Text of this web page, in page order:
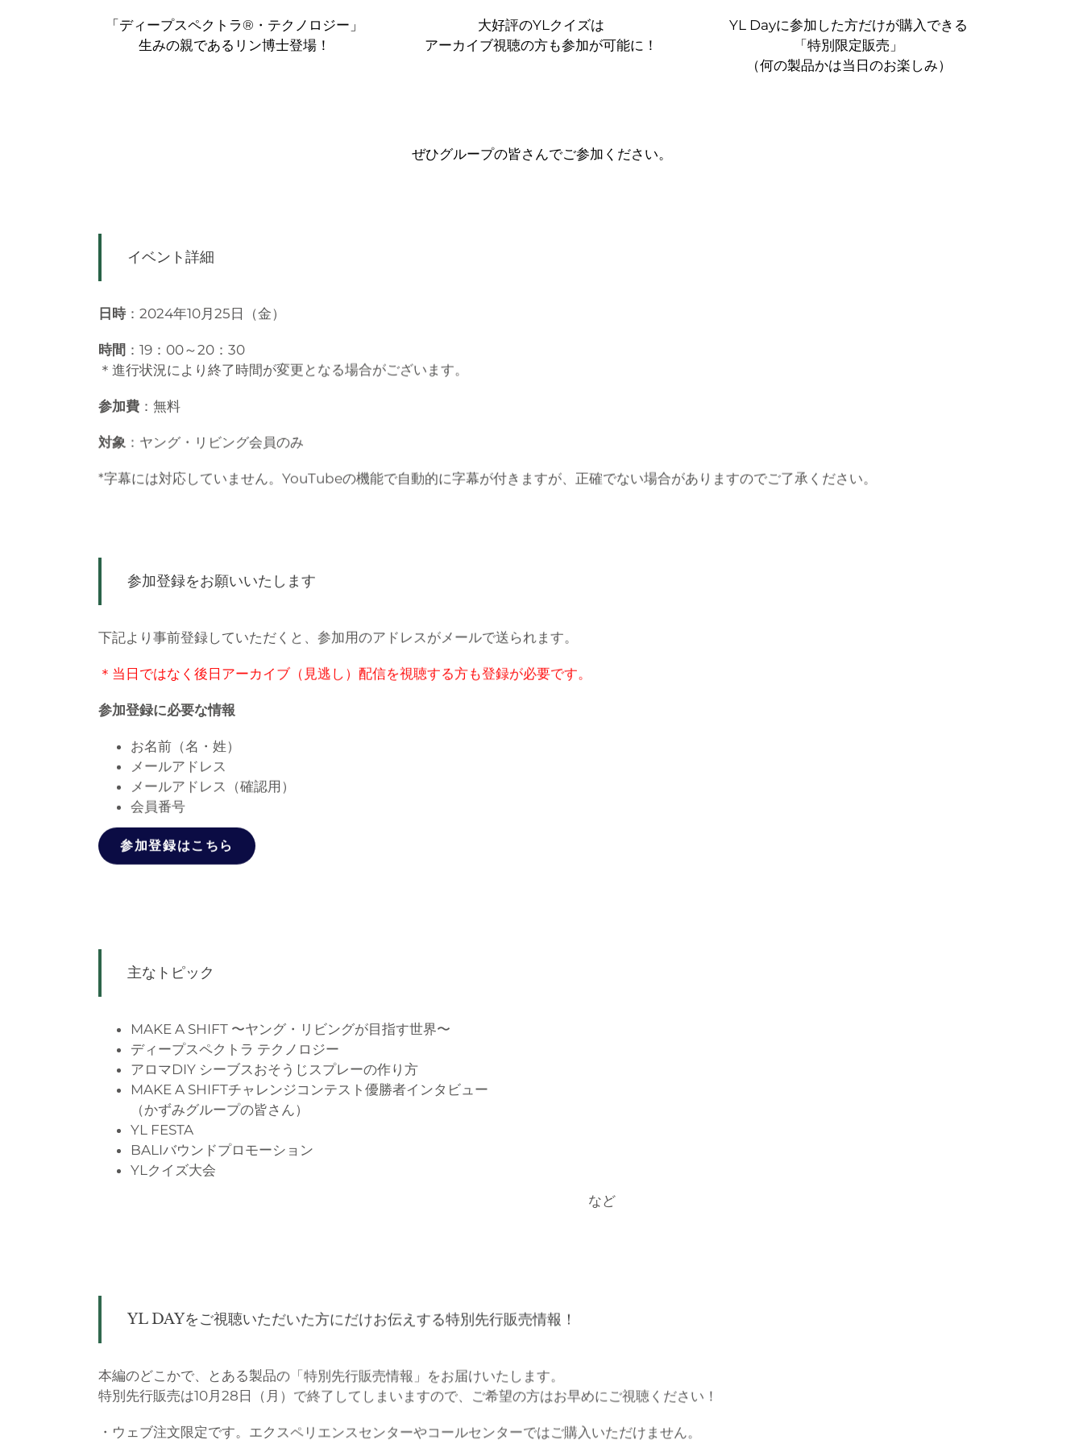
「ディープスペクトラ®・テクノロジー」
生みの親であるリン博士登場！
大好評のYLクイズは
アーカイブ視聴の方も参加が可能に！
YL Dayに参加した方だけが購入できる
「特別限定販売」
（何の製品かは当日のお楽しみ）
ぜひグループの皆さんでご参加ください。
イベント詳細
日時：2024年10月25日（金）
時間：19：00～20：30
＊進行状況により終了時間が変更となる場合がございます。
参加費：無料
対象 ：ヤング・リビング会員のみ
*字幕には対応していません。YouTubeの機能で自動的に字幕が付きますが、正確でない場合がありますのでご了承ください。
参加登録をお願いいたします
下記より事前登録していただくと、参加用のアドレスがメールで送られます。
＊当日ではなく後日アーカイブ（見逃し）配信を視聴する方も登録が必要です。
参加登録に必要な情報
お名前（名・姓）
メールアドレス
メールアドレス（確認用）
会員番号
参加登録はこちら
主なトピック
MAKE A SHIFT 〜ヤング・リビングが目指す世界〜
ディープスペクトラ テクノロジー
アロマDIY シーブスおそうじスプレーの作り方
MAKE A SHIFTチャレンジコンテスト優勝者インタビュー
（かずみグループの皆さん）
YL FESTA
BALIバウンドプロモーション
YLクイズ大会
など
YL DAYをご視聴いただいた方にだけお伝えする特別先行販売情報！
本編のどこかで、とある製品の「特別先行販売情報」をお届けいたします。
特別先行販売は10月28日（月）で終了してしまいますので、ご希望の方はお早めにご視聴ください！
・ウェブ注文限定です。エクスペリエンスセンターやコールセンターではご購入いただけません。